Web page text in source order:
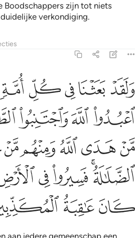
Boodschappers zijn tot niets
verkondiging.
ولقد بعثنا في كل امة رسولا ان اعبدوا
وَلَقَدْ بَعَثْنَا فِى كُلِّ أُمَّةٍۢ رَّسُولًا
ﱤﱥﱦﱧﱨ
ﱫﱬﱭ
ﱱﱲﱳﱴﱵ
ﱸﱹﱺﱻ
ﱿﲀ
aan iedere gemeenschap een